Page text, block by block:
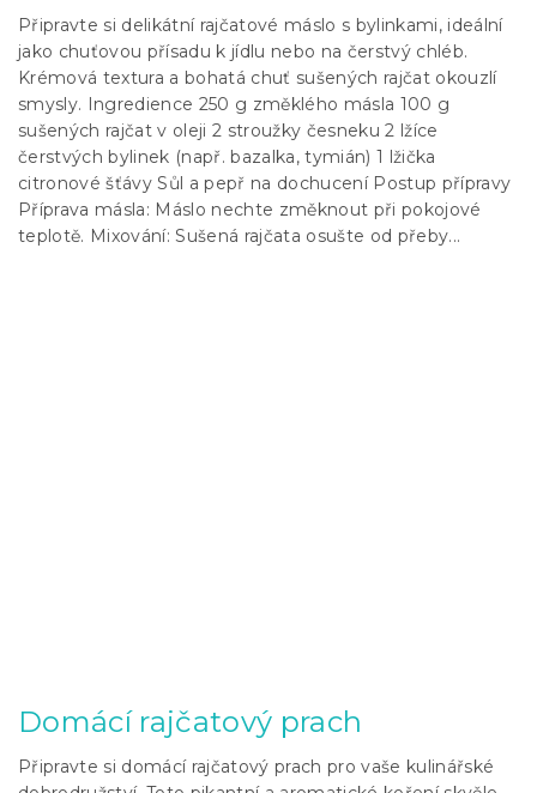
Připravte si delikátní rajčatové máslo s bylinkami, ideální
jako chuťovou přísadu k jídlu nebo na čerstvý chléb.
Krémová textura a bohatá chuť sušených rajčat okouzlí
smysly. Ingredience 250 g změklého másla 100 g
sušených rajčat v oleji 2 stroužky česneku 2 lžíce
čerstvých bylinek (např. bazalka, tymián) 1 lžička
citronové šťávy Sůl a pepř na dochucení Postup přípravy
Příprava másla: Máslo nechte změknout při pokojové
teplotě. Mixování: Sušená rajčata osušte od přeby...
Domácí rajčatový prach
Připravte si domácí rajčatový prach pro vaše kulinářské